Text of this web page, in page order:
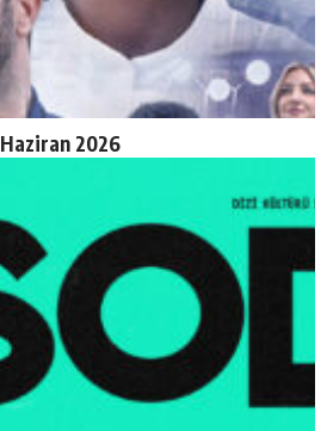
Haziran 2026